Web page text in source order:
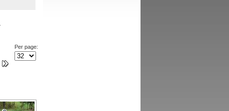
Per page: